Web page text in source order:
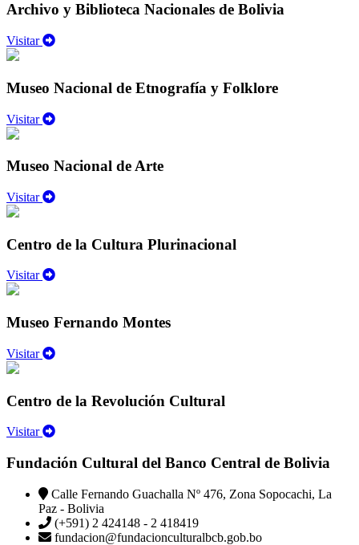
Archivo y Biblioteca Nacionales de Bolivia
Visitar
Museo Nacional de Etnografía y Folklore
Visitar
Museo Nacional de Arte
Visitar
Centro de la Cultura Plurinacional
Visitar
Museo Fernando Montes
Visitar
Centro de la Revolución Cultural
Visitar
Fundación Cultural del Banco Central de Bolivia
Calle Fernando Guachalla Nº 476, Zona Sopocachi, La
Paz - Bolivia
(+591) 2 424148 - 2 418419
fundacion@fundacionculturalbcb.gob.bo